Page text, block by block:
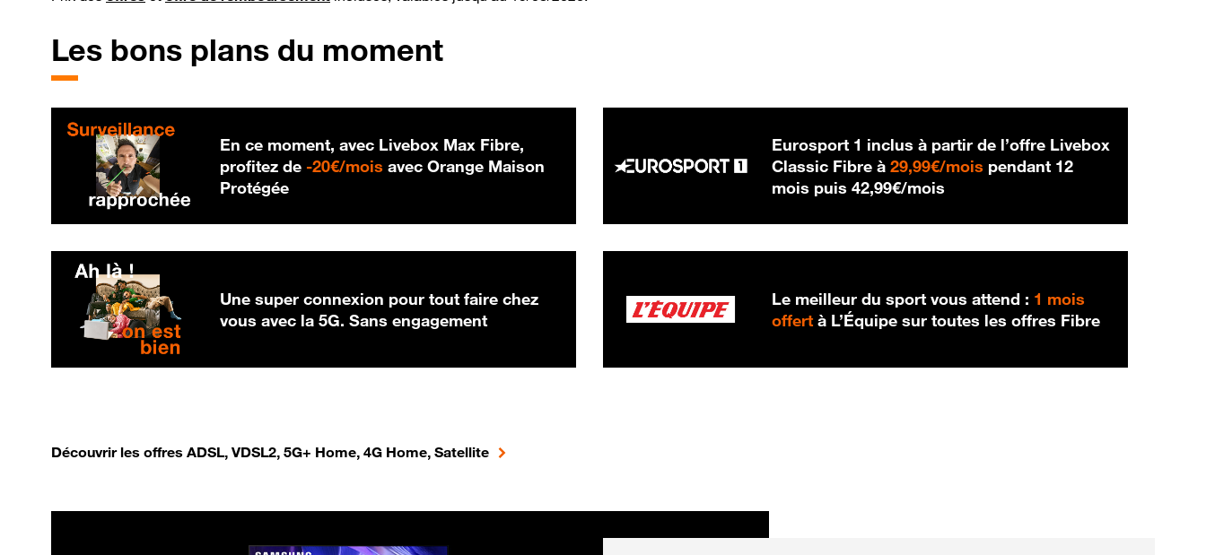
Les bons plans du moment
En ce moment, avec Livebox Max Fibre,
profitez de -20€/mois 20 € par mois
avec Orange Maison
Protégée
Eurosport 1 inclus à partir de l’offre Livebox
Classic Fibre à29,99€/mois 29,99 € par mois
pendant 12
mois puis42,99€/mois
Une super connexion pour tout faire chez
vous avec la 5G. Sans engagement
Le meilleur du sport vous attend : 1 mois
offert à L’Équipe sur toutes les offres Fibre
Découvrir les offres ADSL, VDSL2, 5G+ Home, 4G Home, Satellite